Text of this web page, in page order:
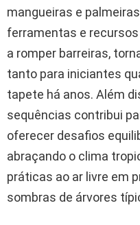
mangueiras e
ferramentas e
a romper barreiras,
tanto para iniciantes
tapete há anos. Além
sequências contribui
oferecer desafios
abraçando o clima
práticas ao ar livre em
sombras de árvores